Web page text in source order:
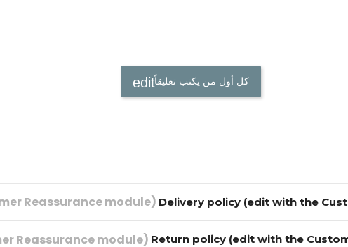
كل أول من يكتب تعليقاً
Delivery policy (edit with the
Return policy (edit with the